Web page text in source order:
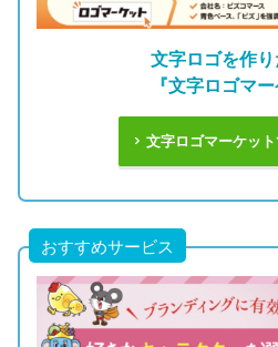
文字ロゴを作
『文字ロゴマー
文字ロゴマーケッ
おすすめサービス